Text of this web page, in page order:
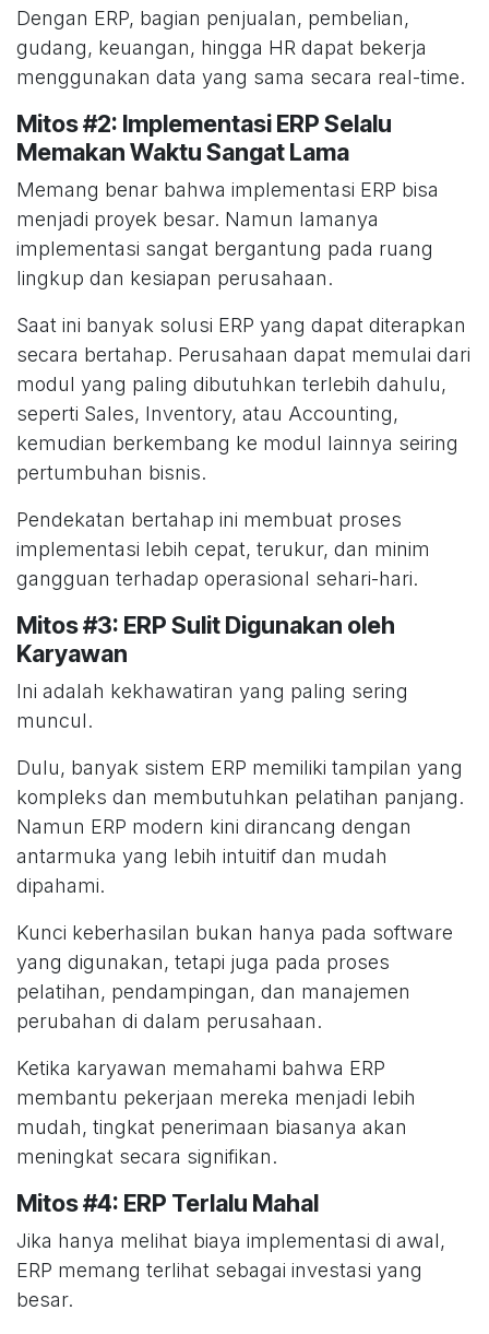
Dengan ERP, bagian penjualan, pembelian,
gudang, keuangan, hingga HR dapat bekerja
menggunakan data yang sama secara real-time.
Mitos #2: Implementasi ERP Selalu
Memakan Waktu Sangat Lama
Memang benar bahwa implementasi ERP bisa
menjadi proyek besar. Namun lamanya
implementasi sangat bergantung pada ruang
lingkup dan kesiapan perusahaan.
Saat ini banyak solusi ERP yang dapat diterapkan
secara bertahap. Perusahaan dapat memulai dari
modul yang paling dibutuhkan terlebih dahulu,
seperti Sales, Inventory, atau Accounting,
kemudian berkembang ke modul lainnya seiring
pertumbuhan bisnis.
Pendekatan bertahap ini membuat proses
implementasi lebih cepat, terukur, dan minim
gangguan terhadap operasional sehari-hari.
Mitos #3: ERP Sulit Digunakan oleh
Karyawan
Ini adalah kekhawatiran yang paling sering
muncul.
Dulu, banyak sistem ERP memiliki tampilan yang
kompleks dan membutuhkan pelatihan panjang.
Namun ERP modern kini dirancang dengan
antarmuka yang lebih intuitif dan mudah
dipahami.
Kunci keberhasilan bukan hanya pada software
yang digunakan, tetapi juga pada proses
pelatihan, pendampingan, dan manajemen
perubahan di dalam perusahaan.
Ketika karyawan memahami bahwa ERP
membantu pekerjaan mereka menjadi lebih
mudah, tingkat penerimaan biasanya akan
meningkat secara signifikan.
Mitos #4: ERP Terlalu Mahal
Jika hanya melihat biaya implementasi di awal,
ERP memang terlihat sebagai investasi yang
besar.